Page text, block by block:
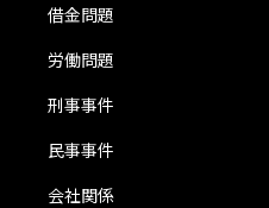
借金問題
労働問題
刑事事件
民事事件
会社関係